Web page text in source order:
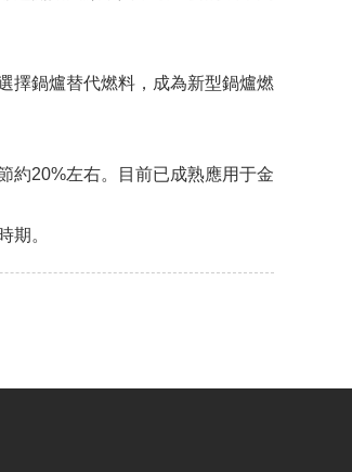
擇鍋爐替代燃料，成為新型鍋爐燃
約20%左右。目前已成熟應用于金
期。